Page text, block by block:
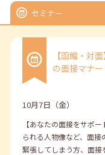
セミナー
【函館・対
の面接マナ
10月7日（金）
【あなたの面接をサポ
られる人物像など、面
緊張してしまう方、面接